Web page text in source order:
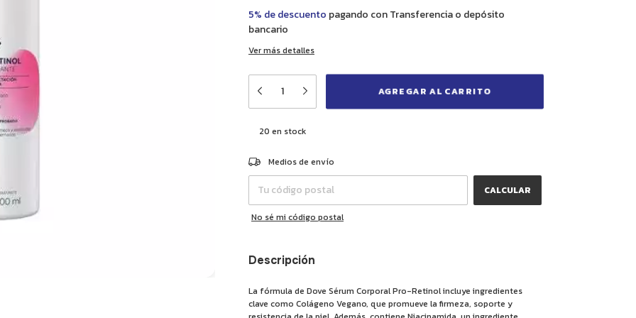
5% de descuento pagando con Transferencia o depósito
bancario
Ver más detalles
20 en stock
Entregas para el CP:
Medios de envío
CALCULAR
No sé mi código postal
Descripción
La fórmula de Dove Sérum Corporal Pro-Retinol incluye ingredientes
clave como Colágeno Vegano, que promueve la firmeza, soporte y